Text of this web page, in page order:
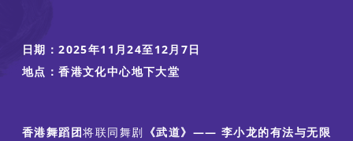
日期：2025年11月24至12月7日
地点：香港文化中心地下大堂
香港舞蹈团将联同舞剧 《武道》—— 李小龙的有法与无限